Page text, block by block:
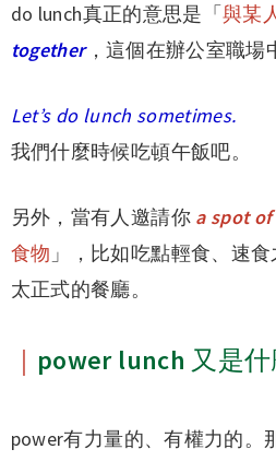
do lunch真正的意思是「與某
together，這個在辦公室職場
Let’s do lunch sometimes.
我們什麼時候吃頓午飯吧。
另外，當有人邀請你 a spot
食物 」，比如吃點輕食、速
太正式的餐廳。
｜ power lunch 又是
power有力量的、有權力的。